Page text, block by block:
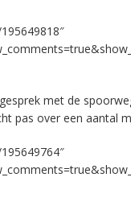
met de
pas over een aantal